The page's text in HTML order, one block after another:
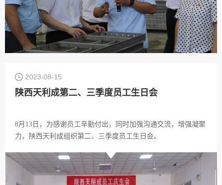
2023-08-15
陕西天利成第二、三季度员工生日会
8月13日，为感谢员工辛勤付出，同时加强沟通交流，增强凝聚
力，陕西天利成组织第二、三季度员工生日会。